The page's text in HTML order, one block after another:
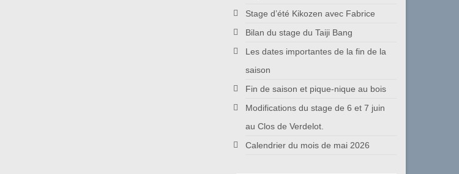
Stage d’été Kikozen avec Fabrice
Bilan du stage du Taiji Bang
Les dates importantes de la fin de la
saison
Fin de saison et pique-nique au bois
Modifications du stage de 6 et 7 juin
au Clos de Verdelot.
Calendrier du mois de mai 2026